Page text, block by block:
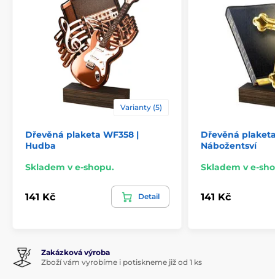
Varianty (5)
Dřevěná plaketa WF358 |
Hudba
Skladem v e-shopu.
141 Kč Detail
Dřevěná
Nábožentsví
Skladem v e-
141 Kč
Zakázková výroba
Zboží vám vyrobíme i potiskneme již od 1 ks